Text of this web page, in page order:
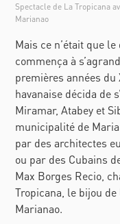
Spectacle de La Tropicana
Marianao
Mais ce n’était que
commença à
premières années du
havanaise décida de
Miramar, Atabey et
municipalité de
par des architectes
ou par des Cubains
Max Borges Recio,
Tropicana, le bijou
Marianao.